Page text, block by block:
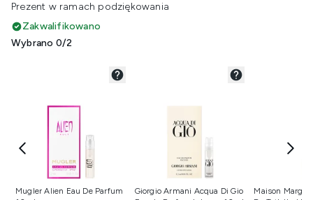
Prezent w ramach podziękowania
Zakwalifikowano
Wybrano 0/2
Mugler Alien Eau De Parfum
Nie wybrano
Giorgio Armani Acqua Di Gio
Nie wybrano
Maison
Nie